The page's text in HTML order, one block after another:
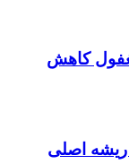
کاهش
ریشه اصلی